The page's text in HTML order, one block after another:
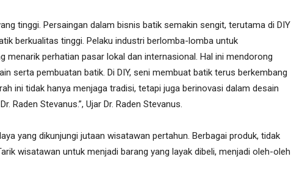
tinggi. Persaingan dalam bisnis batik semakin sengit, terutama di DIY
berkualitas tinggi. Pelaku industri berlomba-lomba untuk
menarik perhatian pasar lokal dan internasional. Hal ini mendorong
serta pembuatan batik. Di DIY, seni membuat batik terus berkembang
ini tidak hanya menjaga tradisi, tetapi juga berinovasi dalam desain
Raden Stevanus.”, Ujar Dr. Raden Stevanus.
yang dikunjungi jutaan wisatawan pertahun. Berbagai produk, tidak
wisatawan untuk menjadi barang yang layak dibeli, menjadi oleh-oleh